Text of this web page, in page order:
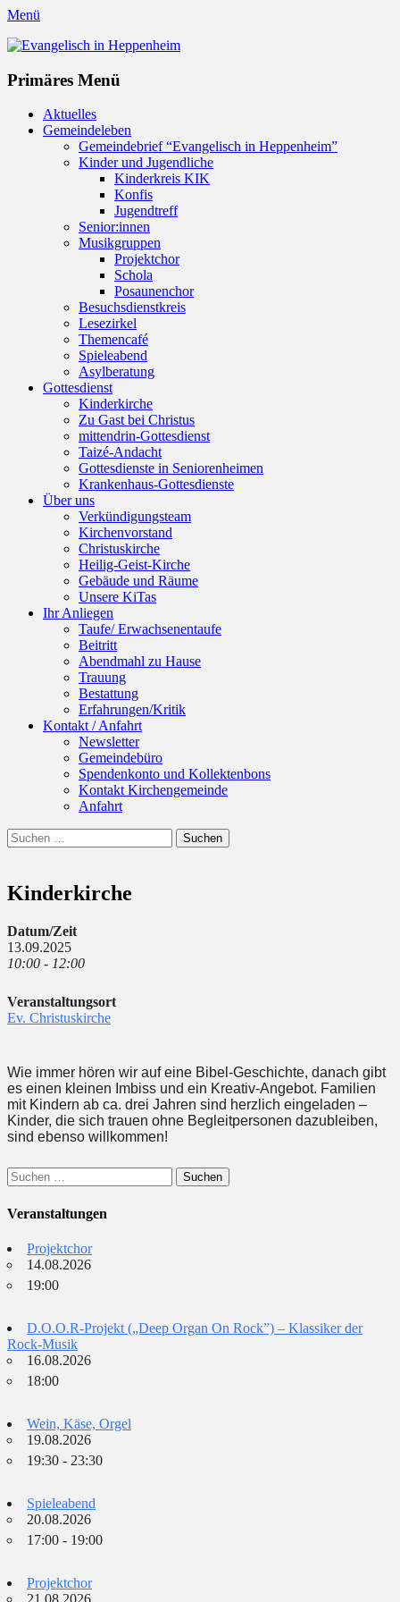
Menü
Evangelisch in Heppenheim
Primäres Menü
Zum
Inhalt
Aktuelles
Gemeindeleben
Gemeindebrief “Evangelisch in Heppenheim”
Kinder und Jugendliche
Kinderkreis KIK
Konfis
Jugendtreff
Senior:innen
Musikgruppen
Projektchor
Schola
Posaunenchor
Besuchsdienstkreis
Lesezirkel
Themencafé
Spieleabend
Asylberatung
Gottesdienst
Kinderkirche
Zu Gast bei Christus
mittendrin-Gottesdienst
Taizé-Andacht
Gottesdienste in Seniorenheimen
Krankenhaus-Gottesdienste
Über uns
Verkündigungsteam
Kirchenvorstand
Christuskirche
Heilig-Geist-Kirche
Gebäude und Räume
Unsere KiTas
Ihr Anliegen
Taufe/ Erwachsenentaufe
Beitritt
Abendmahl zu Hause
Trauung
Bestattung
Erfahrungen/Kritik
Kontakt / Anfahrt
Newsletter
Gemeindebüro
Spendenkonto und Kollektenbons
Kontakt Kirchengemeinde
Anfahrt
Suchen
Suchen
nach:
Kinderkirche
Datum/Zeit
13.09.2025
10:00 - 12:00
Veranstaltungsort
Ev. Christuskirche
Wie immer hören wir auf eine Bibel-Geschichte, danach gibt
es einen kleinen Imbiss und ein Kreativ-Angebot. Familien
mit Kindern ab ca. drei Jahren sind herzlich eingeladen –
Kinder, die sich trauen ohne Begleitpersonen dazubleiben,
sind ebenso willkommen!
Suchen
nach:
Veranstaltungen
Projektchor
14.08.2026
19:00
D.O.O.R-Projekt („Deep Organ On Rock”) – Klassiker der
Rock-Musik
16.08.2026
18:00
Wein, Käse, Orgel
19.08.2026
19:30 - 23:30
Spieleabend
20.08.2026
17:00 - 19:00
Projektchor
21.08.2026